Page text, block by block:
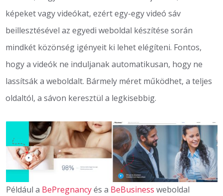
képeket vagy videókat, ezért egy-egy videó sáv
beillesztésével az egyedi weboldal készítése során
mindkét közönség igényeit ki lehet elégíteni. Fontos,
hogy a videók ne induljanak automatikusan, hogy ne
lassítsák a weboldalt. Bármely méret működhet, a teljes
oldaltól, a sávon keresztül a legkisebbig.
Például a BePregnancyés a BeBusiness weboldal